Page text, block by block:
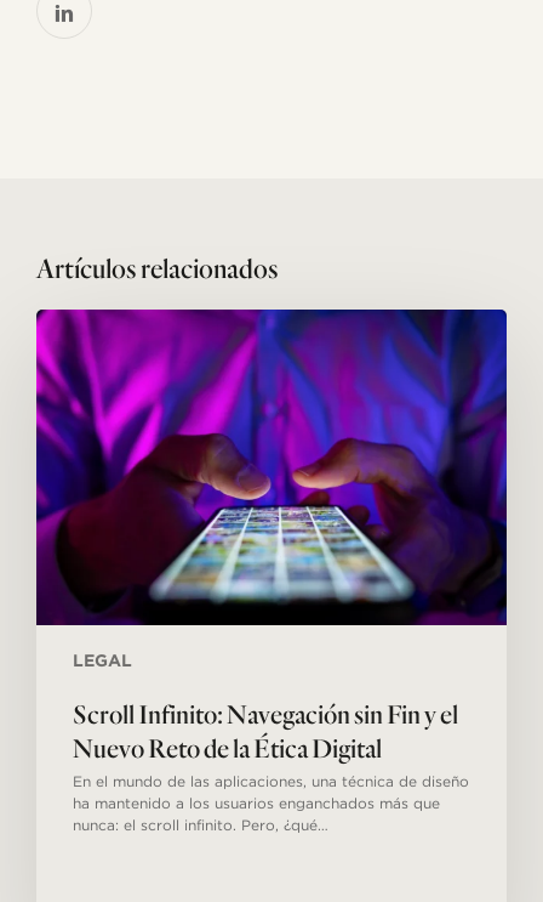
LEGAL
Scroll
Infinito:
Navegación
sin
Fin
y
Nuevo
Reto
de
la
Digital
Scroll Infinito: Navegación sin Fin y el
Nuevo Reto de la Ética Digital
En el mundo de las aplicaciones, una técnica de diseño
ha mantenido a los usuarios enganchados más que
nunca: el scroll infinito. Pero, ¿qué…